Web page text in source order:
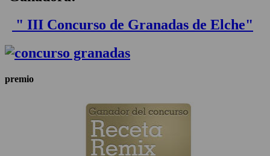
" III Concurso de Granadas de Elche"
premio